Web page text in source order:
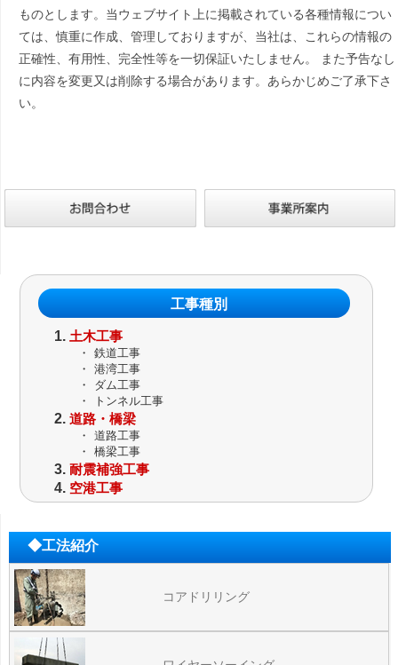
ものとします。当ウェブサイト上に掲載されている各種情報につい
ては、慎重に作成、管理しておりますが、当社は、これらの情報の
正確性、有用性、完全性等を一切保証いたしません。 また予告なし
に内容を変更又は削除する場合があります。あらかじめご了承下さ
い。
工事種別
土木工事
・
鉄道工事
・
港湾工事
・
ダム工事
・
トンネル工事
道路・橋梁
・
道路工事
・
橋梁工事
耐震補強工事
空港工事
◆工法紹介
コアドリリング